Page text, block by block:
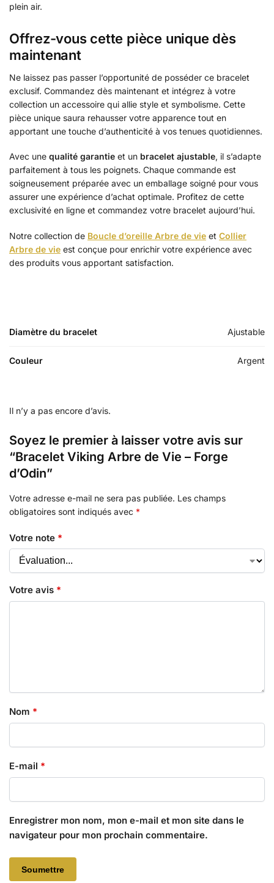
plein air.
Offrez-vous cette pièce unique dès
maintenant
Ne laissez pas passer l’opportunité de posséder ce bracelet
exclusif. Commandez dès maintenant et intégrez à votre
collection un accessoire qui allie style et symbolisme. Cette
pièce unique saura rehausser votre apparence tout en
apportant une touche d’authenticité à vos tenues quotidiennes.
Avec une qualité garantie et un bracelet ajustable, il s’adapte
parfaitement à tous les poignets. Chaque commande est
soigneusement préparée avec un emballage soigné pour vous
assurer une expérience d’achat optimale. Profitez de cette
exclusivité en ligne et commandez votre bracelet aujourd’hui.
Notre collection de Boucle d’oreille Arbre de vie et Collier
Arbre de vie est conçue pour enrichir votre expérience avec
des produits vous apportant satisfaction.
Diamètre du bracelet Ajustable
Couleur Argent
Il n’y a pas encore d’avis.
Soyez le premier à laisser votre avis sur
“Bracelet Viking Arbre de Vie – Forge
d’Odin”
Votre adresse e-mail ne sera pas publiée. Les champs
obligatoires sont indiqués avec *
Votre note *
Votre avis *
Nom *
E-mail *
Enregistrer mon nom, mon e-mail et mon site dans le
navigateur pour mon prochain commentaire.